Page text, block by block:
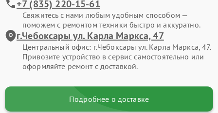
+7 (835) 220-15-61
Свяжитесь с нами любым удобным способом —
поможем с ремонтом техники быстро и аккуратно.
г.Чебоксары ул. Карла Маркса, 47
Центральный офис: г.Чебоксары ул. Карла Маркса, 47.
Привозите устройство в сервис самостоятельно или
оформляйте ремонт с доставкой.
Подробнее о доставке